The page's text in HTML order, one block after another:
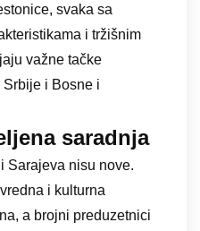
svaka sa
i tržišnim
važne tačke
i Bosne i
saradnja
Sarajeva nisu nove.
i kulturna
a brojni preduzetnici